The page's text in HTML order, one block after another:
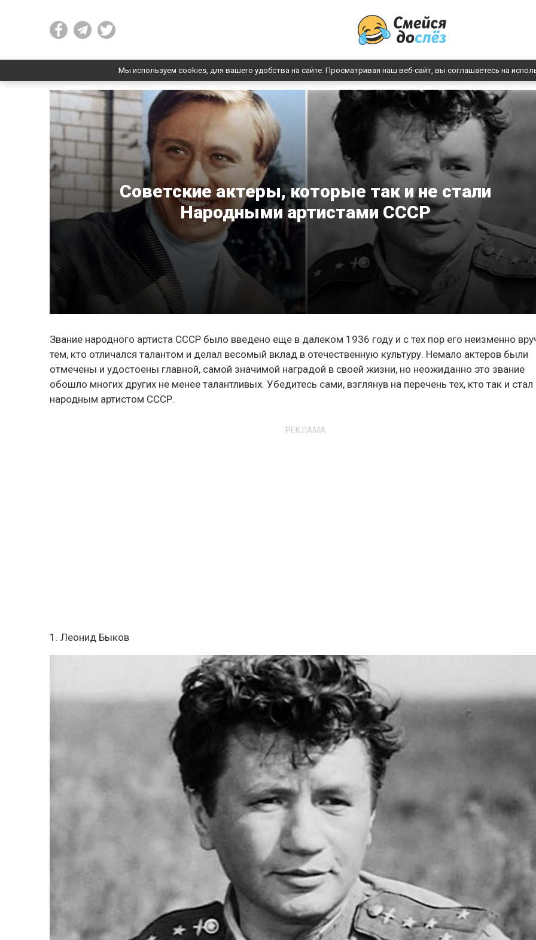
Мы используем cookies, для вашего удобства на сайте. Просматривая наш веб-сайт, вы соглашаетесь на
Советские актеры, которые так и не стали
Народными артистами СССР
Звание народного артиста СССР было введено еще в далеком 1936 году и с тех пор его неизменно
тем, кто отличался талантом и делал весомый вклад в отечественную культуру. Немало актеров были
отмечены и удостоены главной, самой значимой наградой в своей жизни, но неожиданно это звание
обошло многих других не менее талантливых. Убедитесь сами, взглянув на перечень тех, кто так и стал
народным артистом СССР.
РЕКЛАМА
1. Леонид Быков